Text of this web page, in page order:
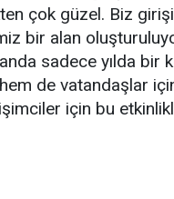
çok güzel. Biz
bir alan
sadece yılda bir
de vatandaşlar
için bu